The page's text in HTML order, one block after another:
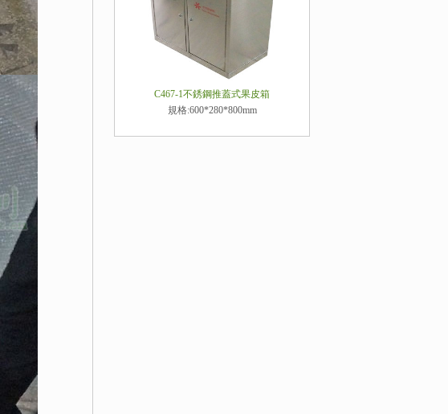
C467-1不銹鋼推蓋式果皮箱
規格:600*280*800mm